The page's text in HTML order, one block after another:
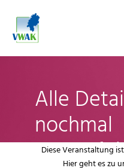
Alle
nochmal
genau
Diese Veranstaltung
Hier geht es zu